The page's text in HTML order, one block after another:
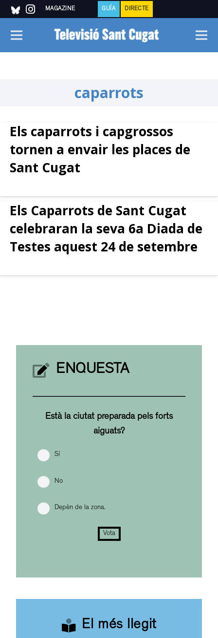
MAGAZINE GUÍA DIRECTE
caparrots
Els caparrots i capgrossos
tornen a envair les places de
Sant Cugat
Els Caparrots de Sant Cugat
celebraran la seva 6a Diada de
Testes aquest 24 de setembre
ENQUESTA
Està la ciutat preparada pels forts
aiguats?
Sí
No
Depèn de la zona.
Vota
El més llegit